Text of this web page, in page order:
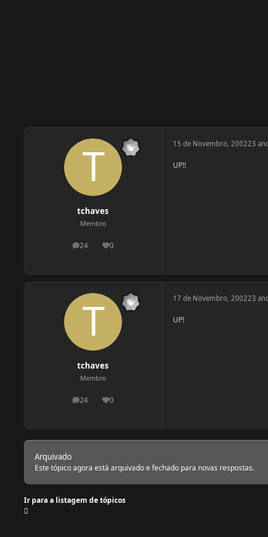
tchaves
Membro
24
postagens
0
Reputação
15 de Novembro, 200223
UP!!
tchaves
Membro
24
postagens
0
Reputação
17 de Novembro, 200223
UP!
Arquivado
Este tópico agora está arquivado e fechado para novas respostas.
Ir para a listagem de tópicos